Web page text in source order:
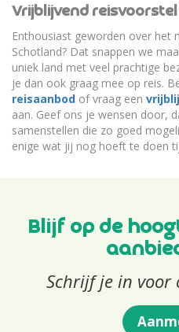
Vrijblijvend
Enthousiast geworden over het
Schotland? Dat snappen we
uniek land met veel prachtige
je dan ook graag mee op reis.
reisaanbod of vraag een
aan. Geef ons je wensen door,
samenstellen die zo goed
enige wat jij nog hoeft te doen
Blijf op de
Schrijf je in voor